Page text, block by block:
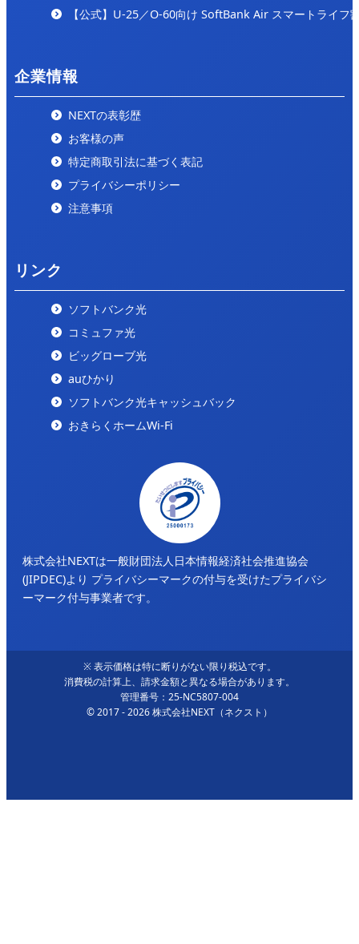
【公式】U-25／O-60向け SoftBank Air スマートライフ
企業情報
NEXTの表彰歴
お客様の声
特定商取引法に基づく表記
プライバシーポリシー
注意事項
リンク
ソフトバンク光
コミュファ光
ビッグローブ光
auひかり
ソフトバンク光キャッシュバック
おきらくホームWi-Fi
株式会社NEXTは一般財団法人日本情報経済社会推進協会
(JIPDEC)より プライバシーマークの付与を受けたプライバシ
ーマーク付与事業者です。
※ 表示価格は特に断りがない限り税込です。
消費税の計算上、請求金額と異なる場合があります。
管理番号：25-NC5807-004
© 2017 - 2026 株式会社NEXT（ネクスト）